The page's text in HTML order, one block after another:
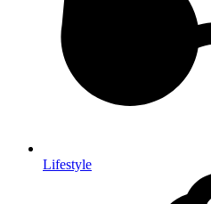
Lifestyle